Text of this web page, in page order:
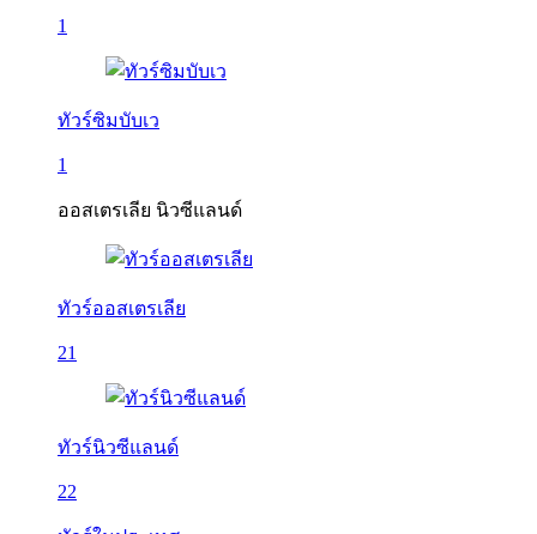
1
ทัวร์ซิมบับเว
1
ออสเตรเลีย นิวซีแลนด์
ทัวร์ออสเตรเลีย
21
ทัวร์นิวซีแลนด์
22